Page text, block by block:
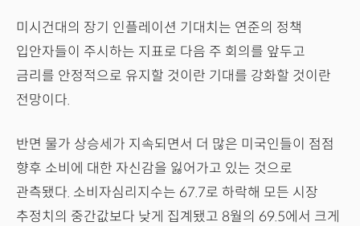
미시건대의 장기 인플레이션 기대치는 연준의 정책
입안자들이 주시하는 지표로 다음 주 회의를 앞두고
금리를 안정적으로 유지할 것이란 기대를 강화할 것이란
전망이다.
반면 물가 상승세가 지속되면서 더 많은 미국인들이 점점
향후 소비에 대한 자신감을 잃어가고 있는 것으로
관측됐다. 소비자심리지수는 67.7로 하락해 모든 시장
추정치의 중간값보다 낮게 집계됐고 8월의 69.5에서 크게